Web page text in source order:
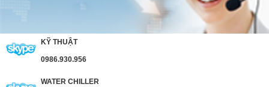
KỸ THUẬT
0986.930.956
WATER CHILLER